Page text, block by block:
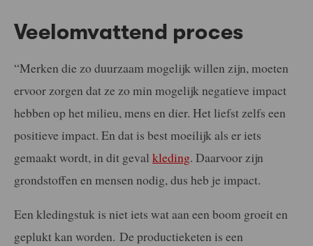
Veelomvattend proces
“Merken die zo duurzaam mogelijk willen zijn, moeten
ervoor zorgen dat ze zo min mogelijk negatieve impact
hebben op het milieu, mens en dier. Het liefst zelfs een
positieve impact. En dat is best moeilijk als er iets
gemaakt wordt, in dit geval kleding. Daarvoor zijn
grondstoffen en mensen nodig, dus heb je impact.
Een kledingstuk is niet iets wat aan een boom groeit en
geplukt kan worden. De productieketen is een